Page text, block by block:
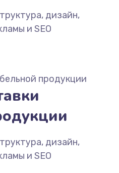
дизайн,
и SEO
дизайн,
и SEO